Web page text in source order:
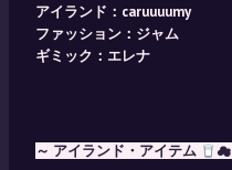
アイランド：caruuuumy
ファッション：ジャム
ギミック：エレナ
～ アイランド・アイテム ☁